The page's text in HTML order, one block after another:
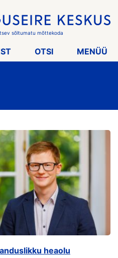
sõltumatu mõttekoda
OTSI MENÜÜ
heaolu